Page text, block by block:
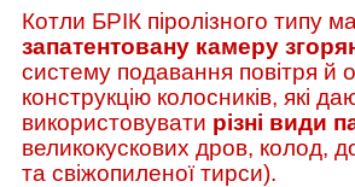
Котли БРІК піролізного типу
запатентовану камеру
систему подавання повітря й
конструкцію колосників, які
використовувати різні види
великокускових дров, колод,
та свіжопиленої тирси).